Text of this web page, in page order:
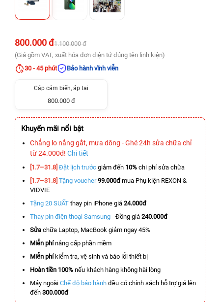
800.000 đ1.100.000 đ
(Giá gồm VAT, xuất hóa đơn điện tử đúng tên linh kiện)
30 - 45 phút
Bảo hành vĩnh viễn
Cáp cảm biến, áp tai
800.000 đ
Khuyến mãi nổi bật
Chẳng lo nắng gắt, mưa dông - Ghé 24h sửa chữa chỉ
từ 24.000đ! Chi tiết
[1.7–31.8] Đặt lịch trước giảm đến 10% chi phí sửa chữa
[1.7–31.8] Tặng voucher 99.000đmua Phụ kiện REXON &
VIDVIE
Tặng 20 SUẤT thay pin iPhone giá 24.000đ
Thay pin điện thoại Samsung - Đồng giá 240.000đ
Sửa chữa Laptop, MacBook giảm ngay 45%
Miễn phínâng cấp phần mềm
Miễn phíkiểm tra, vệ sinh và báo lỗi thiết bị
Hoàn tiền 100% nếu khách hàng không hài lòng
Máy ngoài Chế độ bảo hành đều có chính sách hỗ trợ giá lên
đến 300.000đ